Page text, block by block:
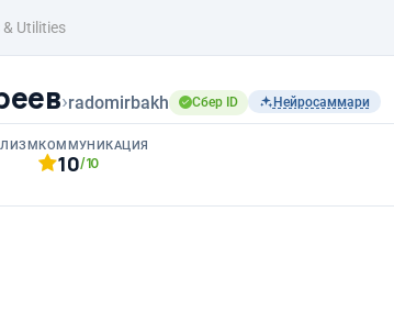
Utilities
›radomirbakh Сбер ID Нейросаммари
КОММУНИКАЦИЯ
10/10